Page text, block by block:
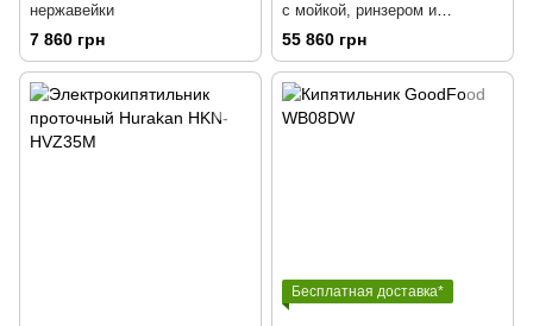
нержавейки
7 860 грн
с мойкой, ринзером и
навесным спидреком
55 860 грн
Бесплатная доставка*